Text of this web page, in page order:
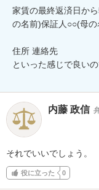
家賃の最終返済日か
の名前)保証人○○(母の
住所 連絡先
といった感じで良いの
内藤 政信
それでいいでしょう。
役に立った 0